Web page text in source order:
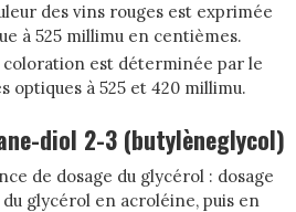
des vins rouges est exprimée
à 525 millimu en centièmes.
est déterminée par le
optiques à 525 et 420 millimu.
diol 2-3 (butylèneglycol)
de dosage du glycérol : dosage
glycérol en acroléine, puis en